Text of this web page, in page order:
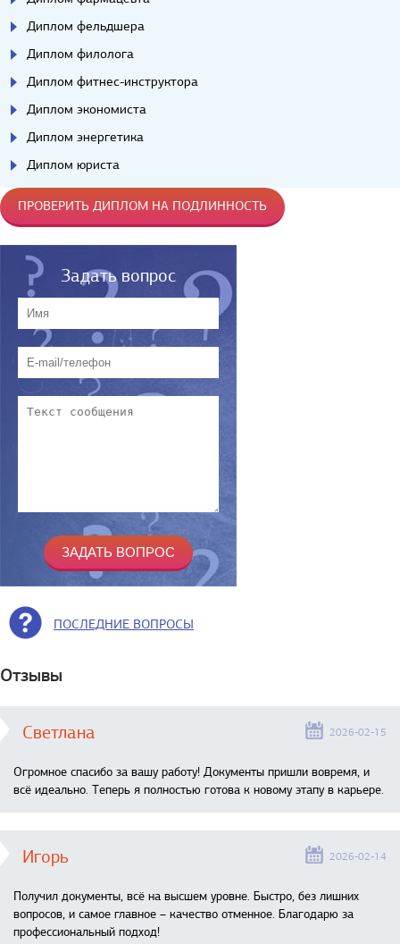
Диплом фельдшера
Диплом филолога
Диплом фитнес-инструктора
Диплом экономиста
Диплом энергетика
Диплом юриста
ПРОВЕРИТЬ ДИПЛОМ НА ПОДЛИННОСТЬ
Задать вопрос
ПОСЛЕДНИЕ ВОПРОСЫ
Отзывы
Светлана 2026-02-15
Огромное спасибо за вашу работу! Документы пришли вовремя, и
всё идеально. Теперь я полностью готова к новому этапу в карьере.
Игорь 2026-02-14
Получил документы, всё на высшем уровне. Быстро, без лишних
вопросов, и самое главное – качество отменное. Благодарю за
профессиональный подход!